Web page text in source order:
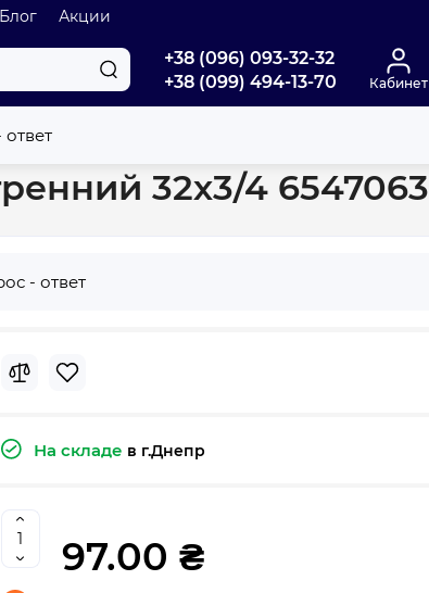
Блог Акции
+38 (096) 093-32-32
+38 (099) 494-13-70
Кабинет
32х3/4 6547063
32х3/4 6547063
- ответ
На складе в г.Днепр
97.00 ₴